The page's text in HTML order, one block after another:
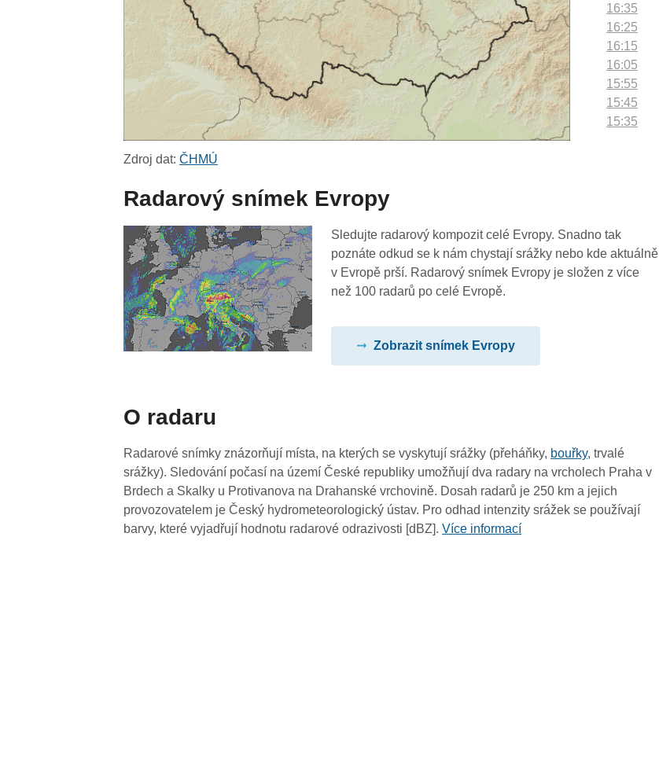
16:35
16:25
16:15
16:05
15:55
15:45
15:35
14:35
14:25
14:15
12:35
12:25
12:15
12:05
Zdroj dat:ČHMÚ
Radarový snímek Evropy
Sledujte radarový kompozit celé Evropy. Snadno tak
poznáte odkud se k nám chystají srážky nebo kde aktuálně
v Evropě prší. Radarový snímek Evropy je složen z více
než 100 radarů po celé Evropě.
Zobrazit snímek Evropy
O radaru
Radarové snímky znázorňují místa, na kterých se vyskytují srážky (přeháňky, bouřky, trvalé
srážky). Sledování počasí na území České republiky umožňují dva radary na vrcholech Praha v
Brdech a Skalky u Protivanova na Drahanské vrchovině. Dosah radarů je 250 km a jejich
provozovatelem je Český hydrometeorologický ústav. Pro odhad intenzity srážek se používají
barvy, které vyjadřují hodnotu radarové odrazivosti [dBZ].Více informací